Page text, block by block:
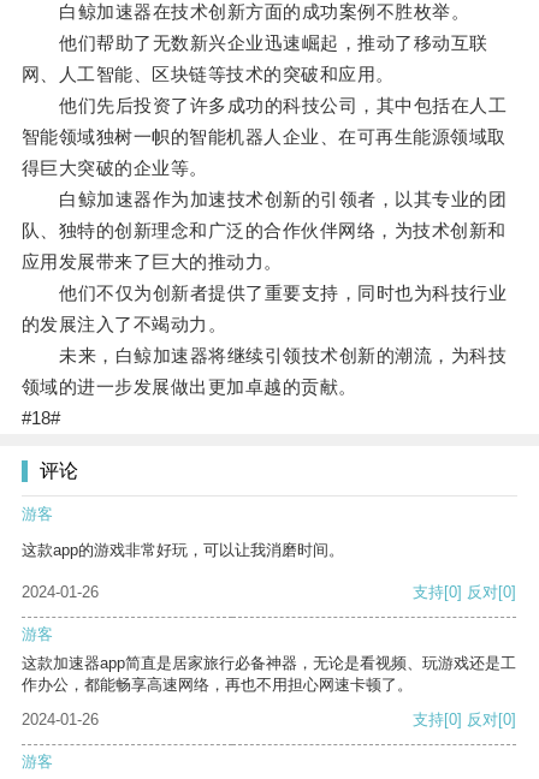
白鲸加速器在技术创新方面的成功案例不胜枚举。
他们帮助了无数新兴企业迅速崛起，推动了移动互联
网、人工智能、区块链等技术的突破和应用。
他们先后投资了许多成功的科技公司，其中包括在人工
智能领域独树一帜的智能机器人企业、在可再生能源领域取
得巨大突破的企业等。
白鲸加速器作为加速技术创新的引领者，以其专业的团
队、独特的创新理念和广泛的合作伙伴网络，为技术创新和
应用发展带来了巨大的推动力。
他们不仅为创新者提供了重要支持，同时也为科技行业
的发展注入了不竭动力。
未来，白鲸加速器将继续引领技术创新的潮流，为科技
领域的进一步发展做出更加卓越的贡献。
#18#
评论
游客
这款app的游戏非常好玩，可以让我消磨时间。
2024-01-26 支持[0] 反对[0]
游客
这款加速器app简直是居家旅行必备神器，无论是看视频、玩游戏还是工
作办公，都能畅享高速网络，再也不用担心网速卡顿了。
2024-01-26
支持[0] 反对[0]
游客